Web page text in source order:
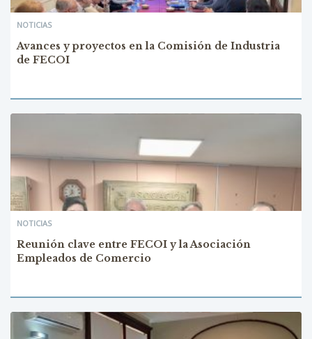
NOTICIAS
Avances y proyectos en la Comisión de Industria
de FECOI
NOTICIAS
Reunión clave entre FECOI y la Asociación
Empleados de Comercio